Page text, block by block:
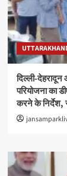
दिल्ली-देहरादून
परियोजना का
करने के निर्देश,